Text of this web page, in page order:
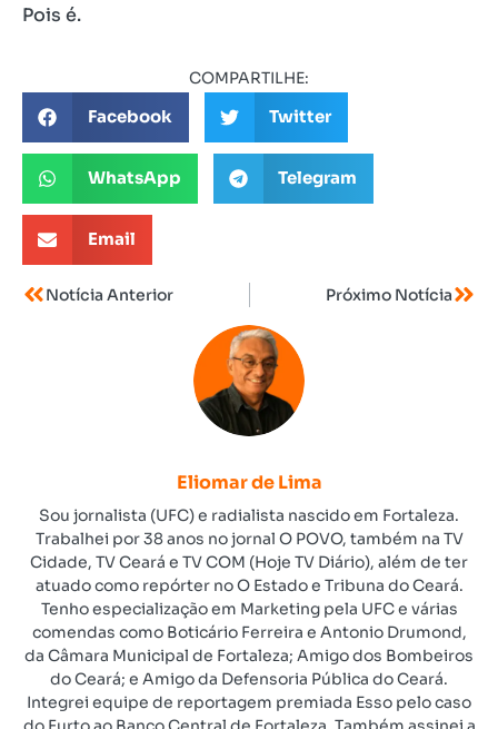
Pois é.
COMPARTILHE:
Facebook Twitter
WhatsApp Telegram
Email
Notícia Anterior Próximo Notícia
Eliomar de Lima
Sou jornalista (UFC) e radialista nascido em Fortaleza.
Trabalhei por 38 anos no jornal O POVO, também na TV
Cidade, TV Ceará e TV COM (Hoje TV Diário), além de ter
atuado como repórter no O Estado e Tribuna do Ceará.
Tenho especialização em Marketing pela UFC e várias
comendas como Boticário Ferreira e Antonio Drumond,
da Câmara Municipal de Fortaleza; Amigo dos Bombeiros
do Ceará; e Amigo da Defensoria Pública do Ceará.
Integrei equipe de reportagem premiada Esso pelo caso